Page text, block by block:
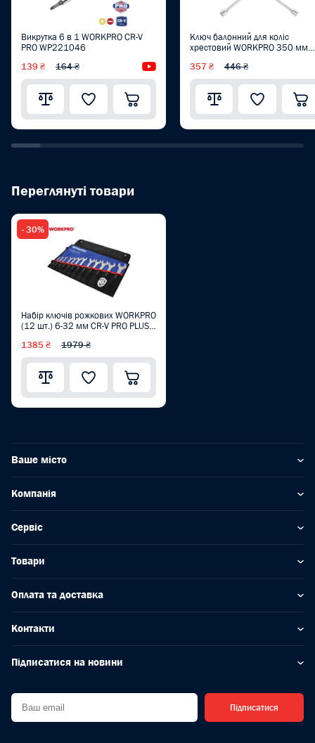
Викрутка 6 в 1 WORKPRO CR-V
PRO WP221046
139 ₴ 164 ₴ Відеоогляд
Ключ балонний для коліс
хрестовий WORKPRO 350 мм
WP314004
357 ₴ 446 ₴
Переглянуті товари
- 30%
Набір ключів рожкових WORKPRO
(12 шт.) 6-32 мм CR-V PRO PLUS
1385 ₴ 1979 ₴
Ваше місто
Компанія
Сервіс
Товари
Оплата та доставка
Контакти
Підписатися на новини
Підписатися